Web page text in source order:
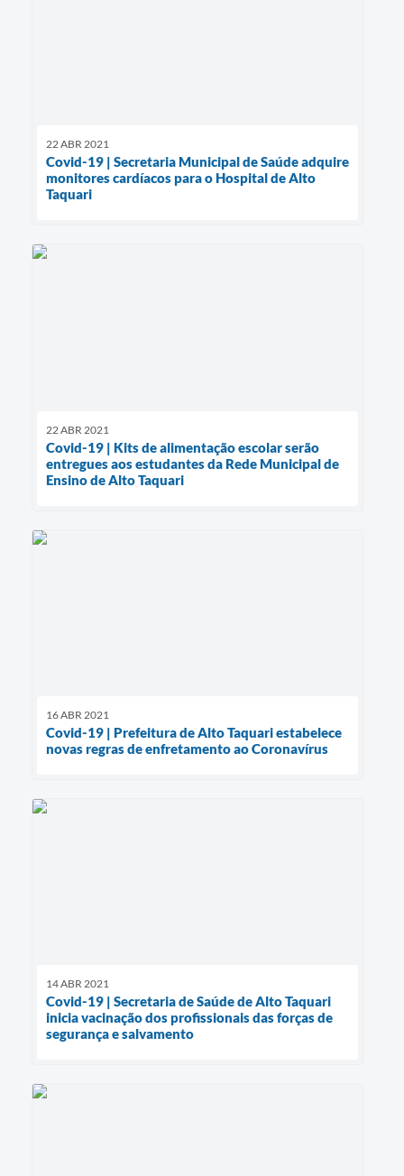
22 ABR 2021
Covid-19 | Secretaria Municipal de Saúde adquire
monitores cardíacos para o Hospital de Alto
Taquari
22 ABR 2021
Covid-19 | Kits de alimentação escolar serão
entregues aos estudantes da Rede Municipal de
Ensino de Alto Taquari
16 ABR 2021
Covid-19 | Prefeitura de Alto Taquari estabelece
novas regras de enfretamento ao Coronavírus
14 ABR 2021
Covid-19 | Secretaria de Saúde de Alto Taquari
inicia vacinação dos profissionais das forças de
segurança e salvamento